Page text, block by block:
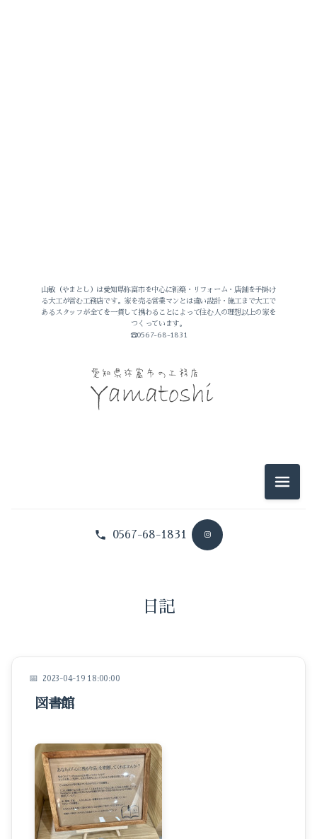
山敏のこと
仕事のこと
0567-68-1831
山敏（やまとし）は愛知県弥富市を中心に新築・リフォーム・店舗を手掛け
る大工が営む工務店です。家を売る営業マンとは違い設計・施工まで大工で
あるスタッフが全てを一貫して携わることによって住む人の理想以上の家を
つくっています。
☎0567-68-1831
山敏のこと
メニュ
日記
2023-04-19 18:00:00
図書館